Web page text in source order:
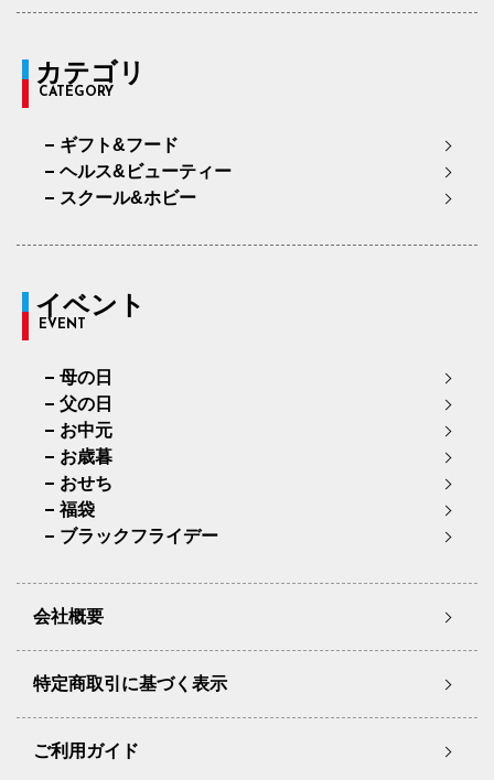
カテゴリ
CATEGORY
ギフト&フード
ヘルス&ビューティー
スクール&ホビー
イベント
EVENT
母の日
父の日
お中元
お歳暮
おせち
福袋
ブラックフライデー
会社概要
特定商取引に基づく表示
ご利用ガイド